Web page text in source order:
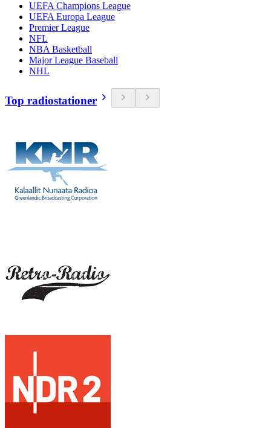
UEFA Champions League
UEFA Europa League
Premier League
NFL
NBA Basketball
Major League Baseball
NHL
Top radiostationer